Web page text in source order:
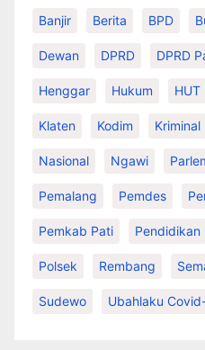
Banjir Berita BPD
Dewan DPRD DPRD
Henggar Hukum HUT
Klaten Kodim Kriminal
Nasional Ngawi
Pemalang Pemdes
Pemkab Pati Pendidikan
Polsek Rembang
Sudewo Ubahlaku